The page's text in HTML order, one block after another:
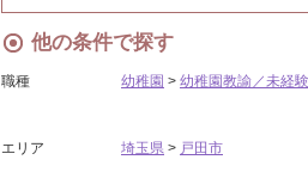
他の条件で探す
職種 幼稚園 > 幼稚園教諭／未経
エリア 埼玉県 > 戸田市